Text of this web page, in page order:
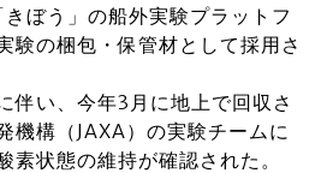
ぼう」の船外実験プラットフ
験の梱包・保管材として採用さ
伴い、今年3月に地上で回収さ
機構（JAXA）の実験チームに
素状態の維持が確認された。